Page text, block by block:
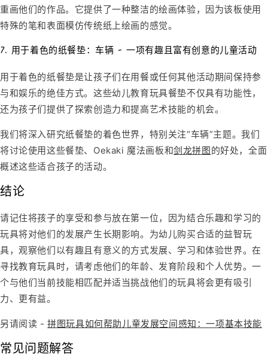
重画他们的作品。它提供了一种整洁的绘画体验，因为该板使用
特殊的笔和表面模仿传统纸上绘画的感觉。
7. 用于着色的纸餐垫：车辆 - 一项有趣且富有创意的儿童活动
用于着色的纸餐垫是让孩子们在用餐或任何其他活动期间保持参
与和娱乐的绝佳方式。这些幼儿教育玩具餐垫不仅具有功能性，
还为孩子们提供了探索创造力和提高艺术技能的机会。
我们将深入研究纸餐垫的着色世界，特别关注“车辆”主题。我们
将讨论使用这些餐垫、Oekaki 魔法画板和剑龙拼图 的好处，全面
概述这些适合孩子的活动。
结论
请记住将孩子的享受和参与放在第一位，因为结合乐趣和学习的
玩具将对他们的发展产生长期影响。 为幼儿购买合适的益智玩
具，观察他们以有趣且有意义的方式发展、学习和体验世界。在
寻找教育玩具时，请考虑他们的年龄、发育阶段和个人优势。一
个与他们当前技能相匹配并适当挑战他们的玩具将会更有吸引
力、更有益。
另请阅读 -拼图玩具如何帮助儿童发展空间感知：一项基本技能
常见问题解答